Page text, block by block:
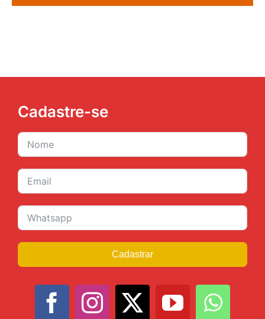
Cadastre-se
Cadastrar